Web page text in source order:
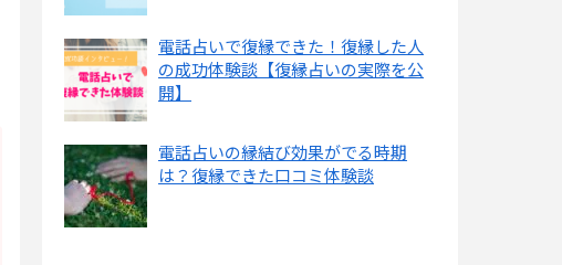
電話占いで復縁できた！復縁した人
の成功体験談【復縁占いの実際を公
開】
電話占いの縁結び効果がでる時期
は？復縁できた口コミ体験談